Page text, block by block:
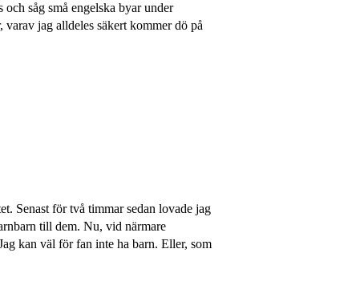
såg små engelska byar under
jag alldeles säkert kommer dö på
Senast för två timmar sedan lovade jag
till dem. Nu, vid närmare
kan väl för fan inte ha barn. Eller, som